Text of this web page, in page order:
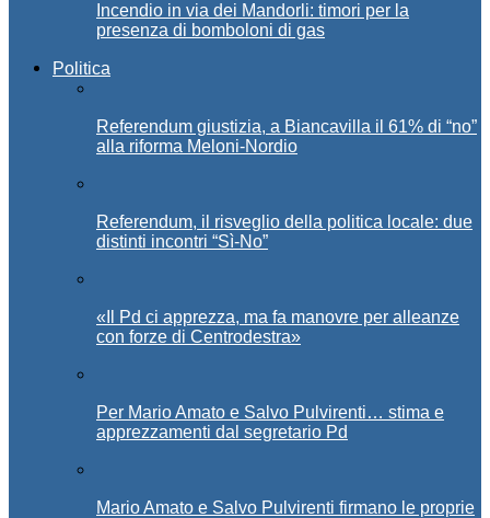
Incendio in via dei Mandorli: timori per la
presenza di bomboloni di gas
Politica
Referendum giustizia, a Biancavilla il 61% di “no”
alla riforma Meloni-Nordio
Referendum, il risveglio della politica locale: due
distinti incontri “Sì-No”
«Il Pd ci apprezza, ma fa manovre per alleanze
con forze di Centrodestra»
Per Mario Amato e Salvo Pulvirenti… stima e
apprezzamenti dal segretario Pd
Mario Amato e Salvo Pulvirenti firmano le proprie